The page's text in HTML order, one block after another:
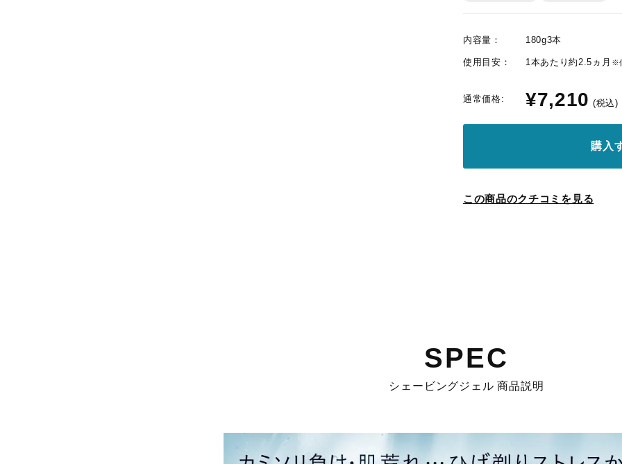
内容量： 180g3本
使用目安： 1本あたり約2.5ヵ月 ※
通常価格: ¥7,210 (税込)
購入
この商品のクチコミを見る
SPEC
シェービングジェル 商品説明